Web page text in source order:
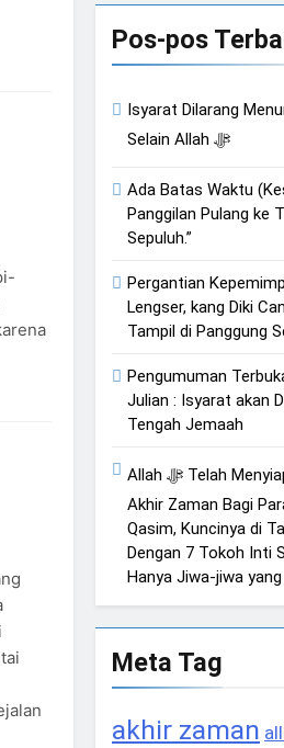
Jalan Hati
Pos-pos
Isyarat Dilarang
Selain Allah ﷻ
Ada Batas Waktu
Panggilan Pulang ke
Sepuluh.”
Pergantian
Lengser, kang Diki
Tampil di Panggung
Pengumuman
Julian : Isyarat akan
Tengah Jemaah
Allah ﷻ Telah Menyiapkan “Gua Ashabul Kahfi”
Akhir Zaman Bagi
Qasim, Kuncinya di
Dengan 7 Tokoh Inti
Hanya Jiwa-jiwa
Meta Tag
akhir zaman